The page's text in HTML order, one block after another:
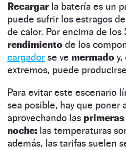
Recargar la batería es un
puede sufrir los estragos
de calor. Por encima de los
rendimiento de los
cargador se ve mermado y,
extremos, puede
Para evitar este escenario
sea posible, hay que poner
aprovechando las
noche: las temperaturas
además, las tarifas suelen